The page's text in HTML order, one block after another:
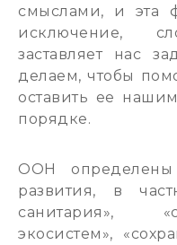
смыслами, и эта
исключение,
заставляет нас
делаем, чтобы
оставить ее
порядке.
ООН определены
развития, в
санитария»,
экосистем»,